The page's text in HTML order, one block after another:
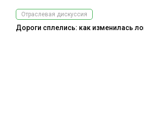
Отраслевая дискуссия
Дороги сплелись: как изменилась